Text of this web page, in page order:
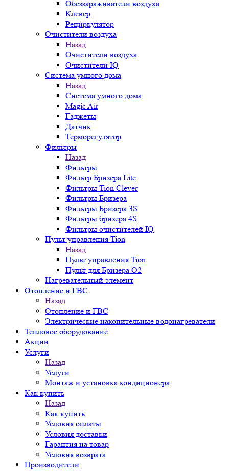
Обеззараживатели воздуха
Клевер
Рециркулятор
Очистители воздуха
Назад
Очистители воздуха
Очистители IQ
Система умного дома
Назад
Система умного дома
Magic Air
Гаджеты
Датчик
Терморегулятор
Фильтры
Назад
Фильтры
Фильтр Бризера Lite
Фильтры Tion Clever
Фильтры Бризера
Фильтры Бризера 3S
Фильтры бризера 4S
Фильтры очистителей IQ
Пульт управления Tion
Назад
Пульт управления Tion
Пульт для Бризера O2
Нагревательный элемент
Отопление и ГВС
Назад
Отопление и ГВС
Электрические накопительные водонагреватели
Тепловое оборудование
Акции
Услуги
Назад
Услуги
Монтаж и установка кондиционера
Как купить
Назад
Как купить
Условия оплаты
Условия доставки
Гарантия на товар
Условия возврата
Производители